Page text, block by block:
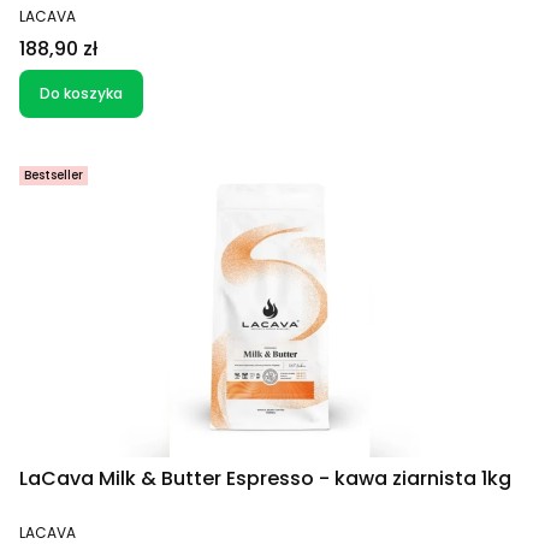
PRODUCENT
LACAVA
Cena
188,90 zł
Do koszyka
Bestseller
LaCava Milk & Butter Espresso - kawa ziarnista 1kg
PRODUCENT
LACAVA